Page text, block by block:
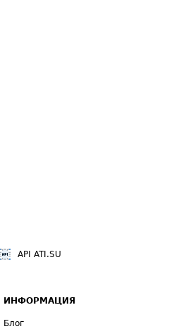
API ATI.SU
ИНФОРМАЦИЯ
Блог